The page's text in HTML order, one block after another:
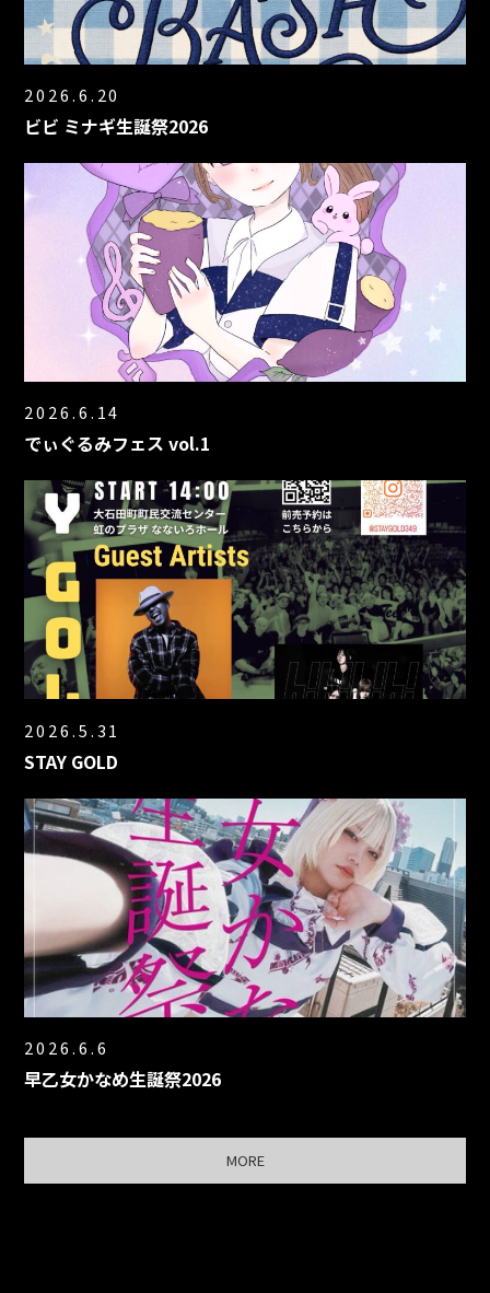
2026.6.20
ビビ ミナギ生誕祭2026
2026.6.14
でぃぐるみフェス vol.1
2026.5.31
STAY GOLD
2026.6.6
早乙女かなめ生誕祭2026
MORE